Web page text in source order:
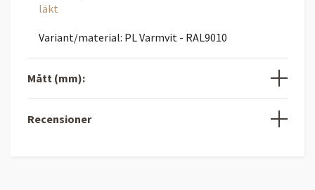
läkt
Variant/material: PL Varmvit - RAL9010
Mått (mm):
Recensioner